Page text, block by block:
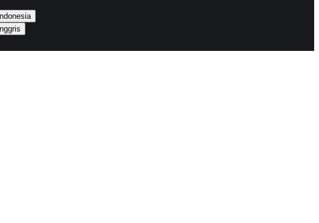
Indonesia
Inggris